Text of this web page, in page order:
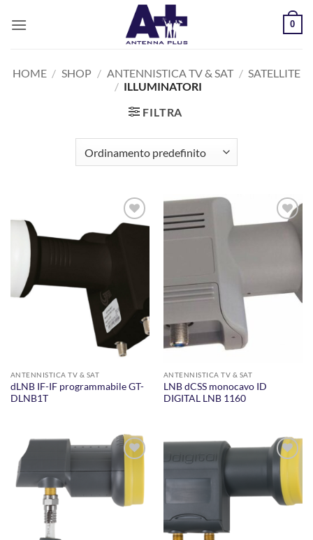
0
HOME / SHOP / ANTENNISTICA TV & SAT / SATELLITE
/ ILLUMINATORI
FILTRA
AGGIUNGI
ANTENNISTICA TV & SAT
dLNB IF-IF programmabile GT-
DLNB1T
ANTENNISTICA TV & SAT
LNB dCSS monocavo ID
DIGITAL LNB 1160
AGGIUNGI
ALLA
LISTA DEI
DESIDERI
LISTA DEI
DESIDERI